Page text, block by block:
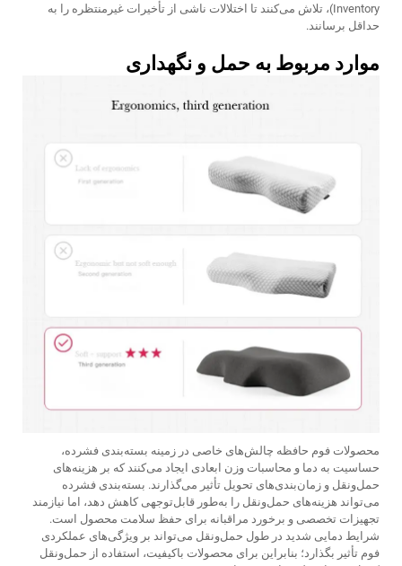
Inventory)، تلاش می‌کنند تا اختلالات ناشی از تأخیرات غیرمنتظره را به
حداقل برسانند.
موارد مربوط به حمل و نگهداری
محصولات فوم حافظه چالش‌های خاصی در زمینه بسته‌بندی فشرده،
حساسیت به دما و محاسبات وزن ابعادی ایجاد می‌کنند که بر هزینه‌های
حمل‌ونقل و زمان‌بندی‌های تحویل تأثیر می‌گذارند. بسته‌بندی فشرده
می‌تواند هزینه‌های حمل‌ونقل را به‌طور قابل‌توجهی کاهش دهد، اما نیازمند
تجهیزات تخصصی و برخورد مراقبانه برای حفظ سلامت محصول است.
شرایط دمایی شدید در طول حمل‌ونقل می‌تواند بر ویژگی‌های عملکردی
فوم تأثیر بگذارد؛ بنابراین برای محصولات باکیفیت، استفاده از حمل‌ونقل